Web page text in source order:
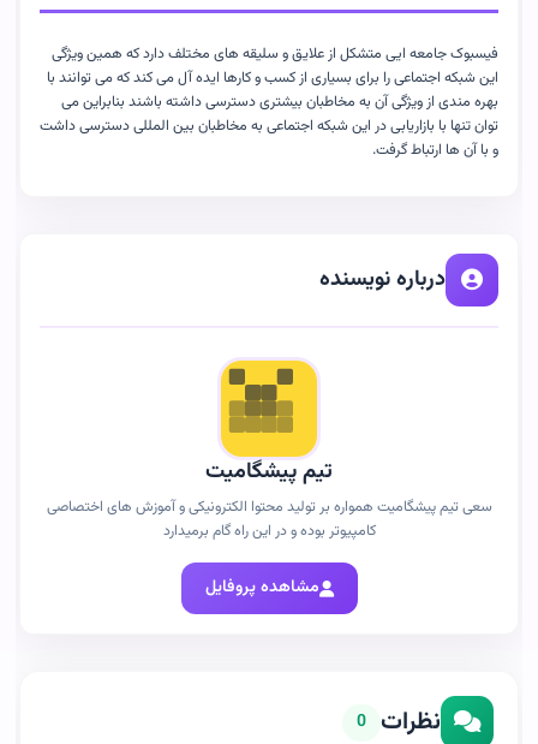
فیسبوک جامعه ایی متشکل از علایق و سلیقه های مختلف دارد که همین ویژگی
این شبکه اجتماعی را برای بسیاری از کسب و کارها ایده آل می کند که می توانند با
بهره مندی از ویژگی آن به مخاطبان بیشتری دسترسی داشته باشند بنابراین می
توان تنها با بازاریابی در این شبکه اجتماعی به مخاطبان بین المللی دسترسی داشت
و با آن ها ارتباط گرفت.
درباره نویسنده
تیم پیشگامیت
سعی تیم پیشگامیت همواره بر تولید محتوا الکترونیکی و آموزش های اختصاصی
کامپیوتر بوده و در این راه گام برمیدارد
مشاهده پروفایل
نظرات 0